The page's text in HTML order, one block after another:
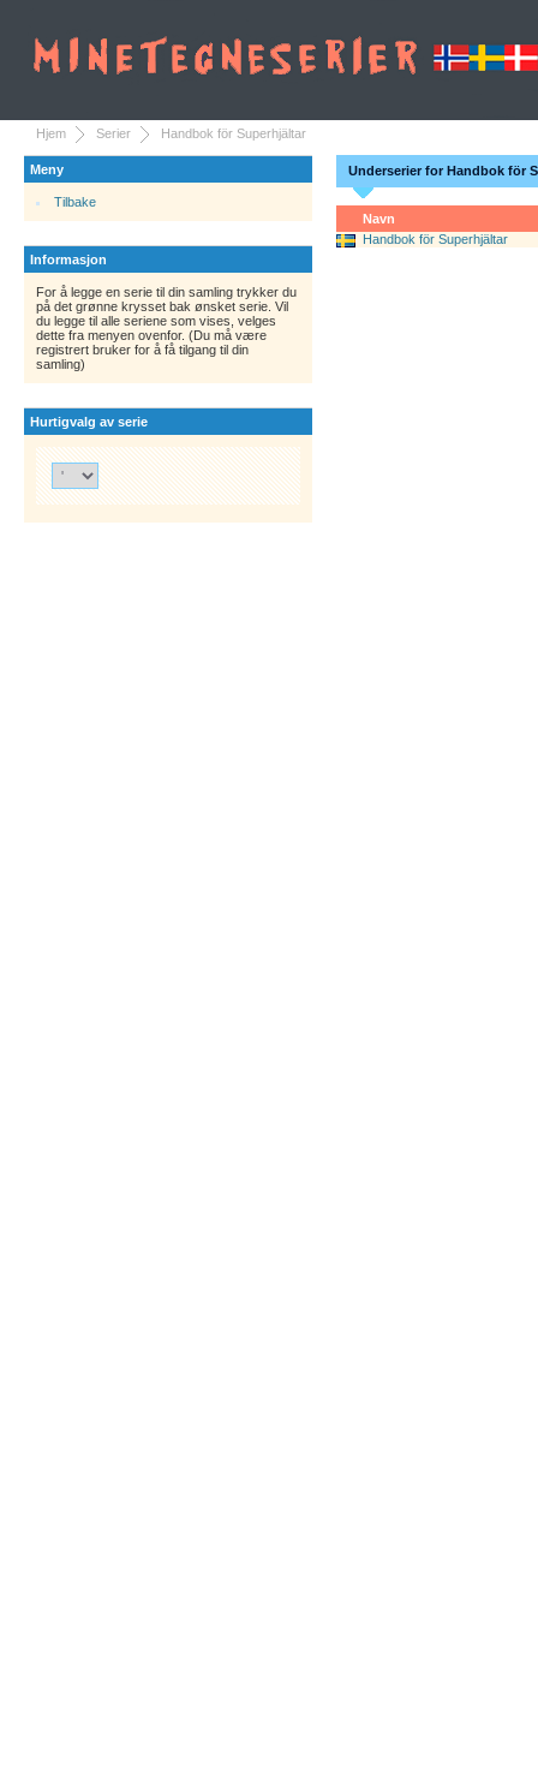
Hjem Serier Handbok för Superhjältar
Meny
Tilbake
Informasjon
For å legge en serie til din samling trykker du
på det grønne krysset bak ønsket serie. Vil
du legge til alle seriene som vises, velges
dette fra menyen ovenfor. (Du må være
registrert bruker for å få tilgang til din
samling)
Hurtigvalg av serie
Underserier for Handbok för
Navn
Handbok för Superhjältar